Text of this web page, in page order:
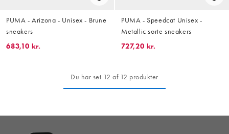
PUMA - Arizona - Unisex - Brune
sneakers
683,10 kr.
PUMA - Speedcat Unisex -
Metallic sorte sneakers
727,20 kr.
Du har set 12 af 12 produkter